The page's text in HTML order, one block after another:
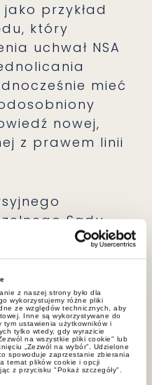
z naszej strony było dla
wykorzystujemy różne pliki
ze względów technicznych, aby
Inne są wykorzystywane do
tym ustawienia użytkowników i
tylko wtedy, gdy wyrazicie
na wszystkie pliki cookie" lub
„Zezwól na wybór”. Udzielone
spowoduje zaprzestanie zbierania
temat plików cookie i opcji
z przycisku "Pokaż szczegóły".
przykład
który
uchwał NSA
mieć
nowej,
z prawem linii
Sądu
wyrok I
w dość
Daje
po ponownym
klienta zostanie
pomyślnie